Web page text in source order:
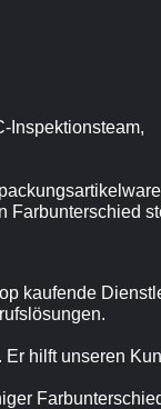
Inspektionsteam,
Farbunterschied
kaufende
hilft unseren